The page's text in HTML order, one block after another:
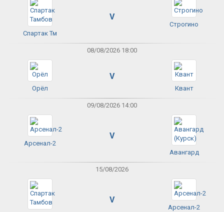
Спартак Тм
V
Строгино
08/08/2026 18:00
Орёл
V
Квант
09/08/2026 14:00
Арсенал-2
V
Авангард
15/08/2026
V
Арсенал-2